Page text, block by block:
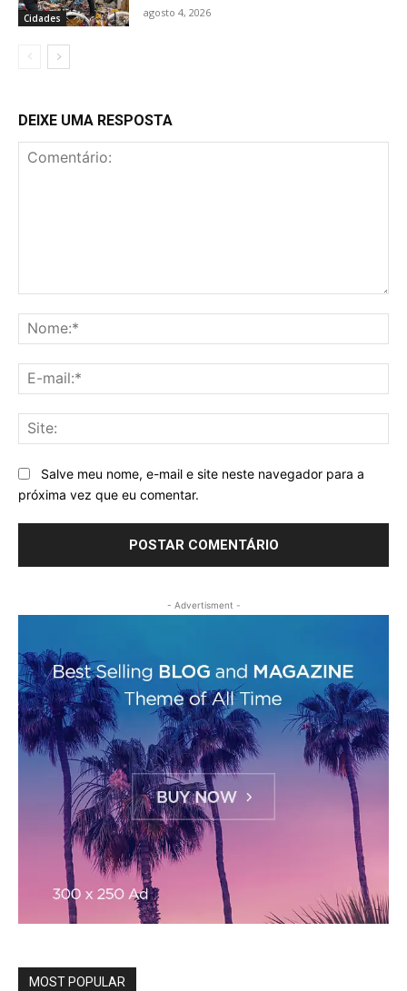
Cidades agosto 4, 2026
DEIXE UMA RESPOSTA
Salve meu nome, e-mail e site neste navegador para a
próxima vez que eu comentar.
- Advertisment -
MOST POPULAR